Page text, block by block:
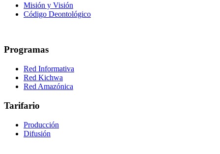
Misión y Visión
Código Deontológico
Programas
Red Informativa
Red Kichwa
Red Amazónica
Tarifario
Producción
Difusión